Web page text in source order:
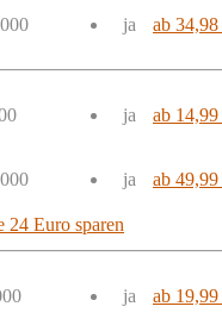
ja ab 34,98
ja ab 14,99
ja ab 49,99
24 Euro sparen
ja ab 19,99